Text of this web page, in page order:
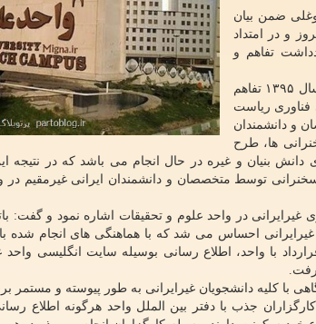
ضمن بیان
و در امتداد
تفاهم و
به گفته مدیر امور بین الملل واحد علوم و تحقیقات از سال ۱۳۹۵ تفاهم
فناوری ریاست
و دانشمندان
ها، طرح
یک استاد مدعو، یک فرصت مطالعاتی و ۱۵ سخنرانی توسط متخصصان و دانشمندان
به فعالیت تحصیلی بیش از ۳۵۰ دانشجوی غیرایرانی در واحد علوم و تحقیقات اشاره
غیرایرانی احساس می شد که با هماهنگی های انجام شده
با واحد، اطلاع رسانی بوسیله سایت انگلیسی واحد
با کلیه دانشجویان غیرایرانی به طور پیوسته و مستمر
جذب با دفتر بین الملل واحد هرگونه اطلاع